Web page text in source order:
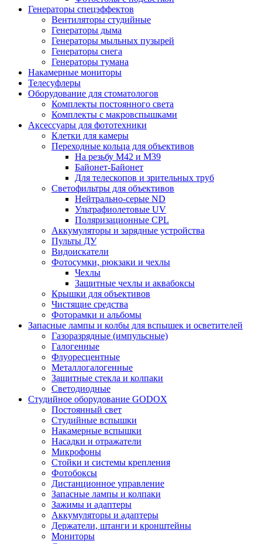
Генераторы спецэффектов
Вентиляторы студийные
Генераторы дыма
Генераторы мыльных пузырей
Генераторы снега
Генераторы тумана
Накамерные мониторы
Телесуфлеры
Оборудование для стоматологов
Комплекты постоянного света
Комплекты с макровспышками
Аксессуары для фототехники
Клетки для камеры
Переходные кольца для объективов
На резьбу М42 и М39
Байонет-Байонет
Для телескопов и зрительных труб
Светофильтры для объективов
Нейтрально-серые ND
Ультрафиолетовые UV
Поляризационные CPL
Аккумуляторы и зарядные устройства
Пульты ДУ
Видоискатели
Фотосумки, рюкзаки и чехлы
Чехлы
Защитные чехлы и аквабоксы
Крышки для объективов
Чистящие средства
Фоторамки и альбомы
Запасные лампы и колбы для вспышек и осветителей
Газоразрядные (импульсные)
Галогенные
Флуоресцентные
Металлогалогенные
Защитные стекла и колпаки
Светодиодные
Студийное оборудование GODOX
Постоянный свет
Студийные вспышки
Накамерные вспышки
Насадки и отражатели
Микрофоны
Стойки и системы крепления
Фотобоксы
Дистанционное управление
Запасные лампы и колпаки
Зажимы и адаптеры
Аккумуляторы и адаптеры
Держатели, штанги и кронштейны
Мониторы